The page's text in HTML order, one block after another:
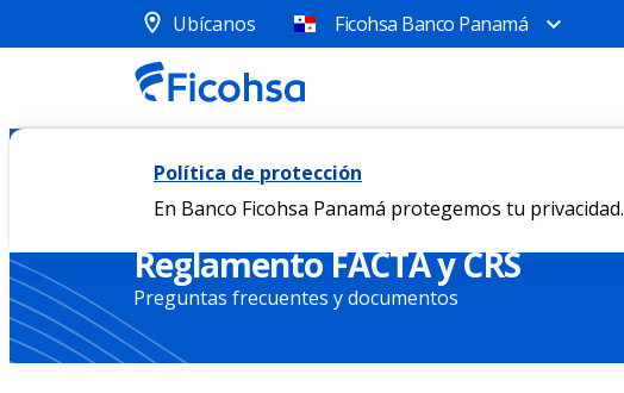
Ubícanos Ficohsa Banco Panamá
Política de protección
En Banco Ficohsa Panamá protegemos tu
Inicio FACTA CRS Preguntas Frecuentes
Reglamento FACTA y CRS
Preguntas frecuentes y documentos